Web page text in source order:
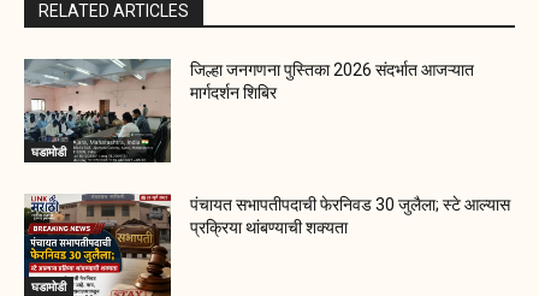
RELATED ARTICLES
घडामोडी
जिल्हा जनगणना पुस्तिका 2026 संदर्भात आजऱ्यात
मार्गदर्शन शिबिर
घडामोडी
पंचायत सभापतीपदाची फेरनिवड 30 जुलैला; स्टे आल्यास
प्रक्रिया थांबण्याची शक्यता